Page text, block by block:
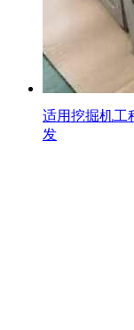
适用挖掘机工
发